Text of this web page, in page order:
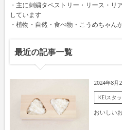
・主に刺繍タペストリー・リース・リ
しています
・植物・自然・食べ物・こうめちゃん
最近の記事一覧
2024年8月
KEIスタ
おいしい